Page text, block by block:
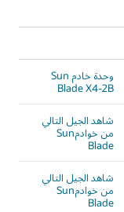
وحدة خادم Sun
Blade X4-2B
شاهد الجيل التالي
من خوادمSun
Blade
شاهد الجيل التالي
من خوادمSun
Blade